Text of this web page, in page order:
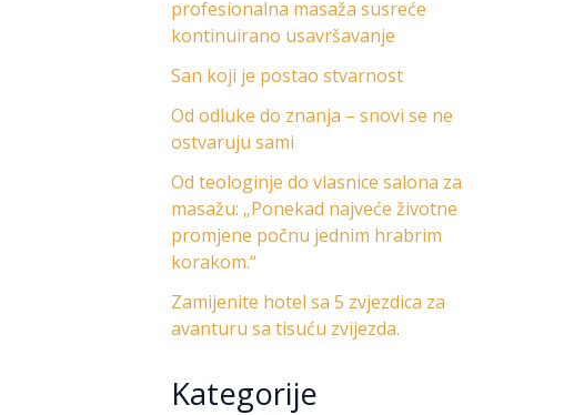
profesionalna masaža susreće
kontinuirano usavršavanje
San koji je postao stvarnost
Od odluke do znanja – snovi se ne
ostvaruju sami
Od teologinje do vlasnice salona za
masažu: „Ponekad najveće životne
promjene počnu jednim hrabrim
korakom.“
Zamijenite hotel sa 5 zvjezdica za
avanturu sa tisuću zvijezda.
Kategorije